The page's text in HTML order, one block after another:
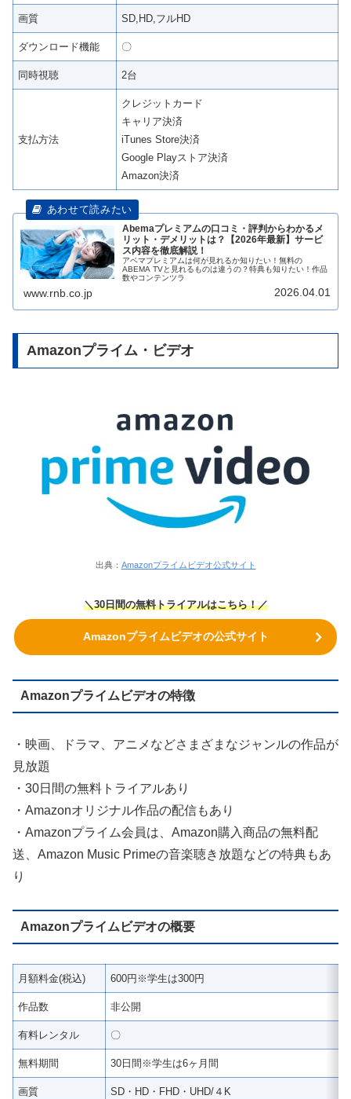
画質 SD,HD,フルHD
ダウンロード機能 〇
同時視聴 2台
支払方法
クレジットカード
キャリア決済
iTunes Store決済
Google Playストア決済
Amazon決済
Abemaプレミアムの口コミ・評判からわかるメ
リット・デメリットは？【2026年最新】サービ
ス内容を徹底解説！
アベマプレミアムは何が見れるか知りたい！無料の
ABEMA TVと見れるものは違うの？特典も知りたい！作品
数やコンテンツラ
www.rnb.co.jp 2026.04.01
Amazonプライム・ビデオ
出典： Amazonプライムビデオ公式サイト
＼30日間の無料トライアルはこちら！／
Amazonプライムビデオの公式サイト
Amazonプライムビデオの特徴
・映画、ドラマ、アニメなどさまざまなジャンルの作品が
見放題
・30日間の無料トライアルあり
・Amazonオリジナル作品の配信もあり
・Amazonプライム会員は、Amazon購入商品の無料配
送、Amazon Music Primeの音楽聴き放題などの特典もあ
り
Amazonプライムビデオの概要
月額料金(税込) 600円※学生は300円
作品数 非公開
有料レンタル 〇
無料期間 30日間※学生は6ヶ月間
画質 SD・HD・FHD・UHD/４K